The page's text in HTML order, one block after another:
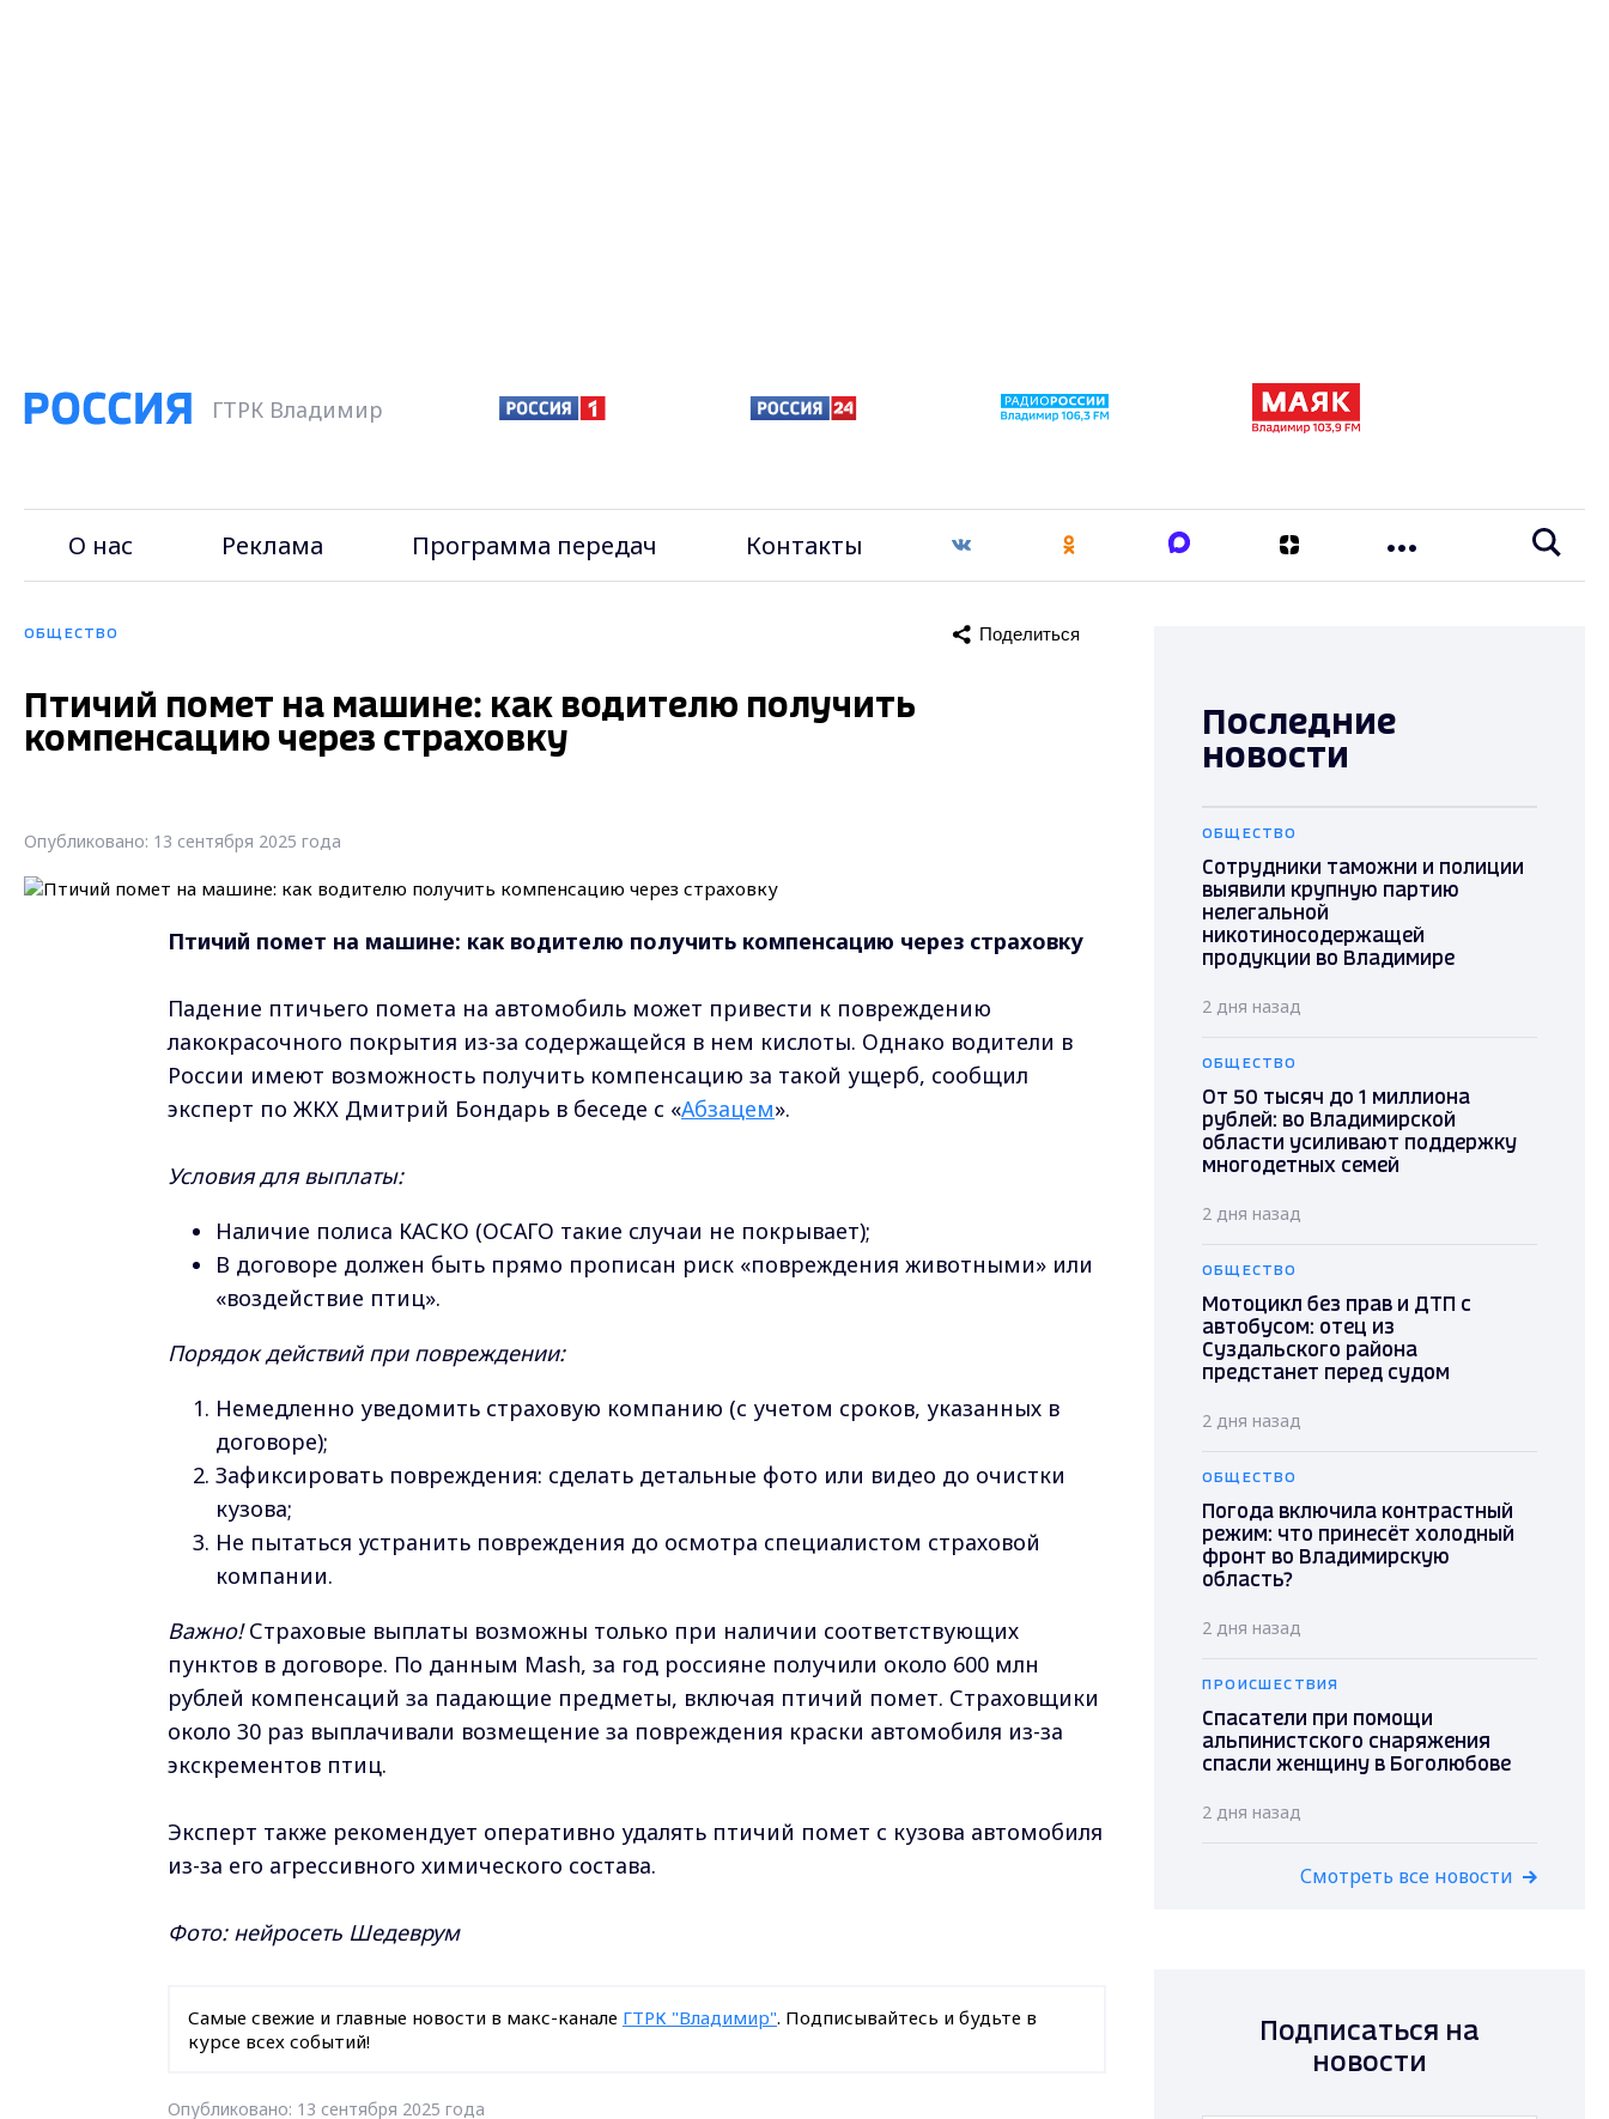
ГТРК Владимир
О нас Реклама Программа передач Контакты
ОБЩЕСТВО Поделиться
Птичий помет на машине: как водителю получить
компенсацию через страховку
Опубликовано: 13 сентября 2025 года
Птичий помет на машине: как водителю получить компенсацию через страховку
Падение птичьего помета на автомобиль может привести к повреждению
лакокрасочного покрытия из-за содержащейся в нем кислоты. Однако водители в
России имеют возможность получить компенсацию за такой ущерб, сообщил
эксперт по ЖКХ Дмитрий Бондарь в беседе с «Абзацем».
Условия для выплаты:
Наличие полиса КАСКО (ОСАГО такие случаи не покрывает);
В договоре должен быть прямо прописан риск «повреждения животными» или
«воздействие птиц».
Порядок действий при повреждении:
Немедленно уведомить страховую компанию (с учетом сроков, указанных в
договоре);
Зафиксировать повреждения: сделать детальные фото или видео до очистки
кузова;
Не пытаться устранить повреждения до осмотра специалистом страховой
компании.
Важно!Страховые выплаты возможны только при наличии соответствующих
пунктов в договоре. По данным Mash, за год россияне получили около 600 млн
рублей компенсаций за падающие предметы, включая птичий помет. Страховщики
около 30 раз выплачивали возмещение за повреждения краски автомобиля из-за
экскрементов птиц.
Эксперт также рекомендует оперативно удалять птичий помет с кузова автомобиля
из-за его агрессивного химического состава.
Фото: нейросеть Шедеврум
Самые свежие и главные новости в макс-канале ГТРК "Владимир". Подписывайтесь и будьте в
курсе всех событий!
Опубликовано: 13 сентября 2025 года
Последние
новости
ОБЩЕСТВО
Сотрудники таможни и полиции
выявили крупную партию
нелегальной
никотиносодержащей
продукции во Владимире
2 дня назад
ОБЩЕСТВО
От 50 тысяч до 1 миллиона
рублей: во Владимирской
области усиливают поддержку
многодетных семей
2 дня назад
ОБЩЕСТВО
Мотоцикл без прав и ДТП с
автобусом: отец из
Суздальского района
предстанет перед судом
2 дня назад
ОБЩЕСТВО
Погода включила контрастный
режим: что принесёт холодный
фронт во Владимирскую
область?
2 дня назад
ПРОИСШЕСТВИЯ
Спасатели при помощи
альпинистского снаряжения
спасли женщину в Боголюбове
2 дня назад
Смотреть все новости
Подписаться на
новости